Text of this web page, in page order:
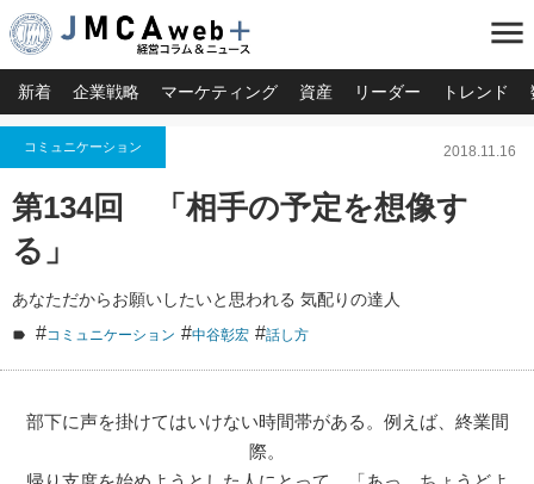
menu
新着 企業戦略 マーケティング 資産 リーダー トレンド
コミュニケーション 2018.11.16
第134回 「相手の予定を想像す
る」
あなただからお願いしたいと思われる 気配りの達人
#コミュニケーション #中谷彰宏 #話し方
部下に声を掛けてはいけない時間帯がある。例えば、終業間
際。